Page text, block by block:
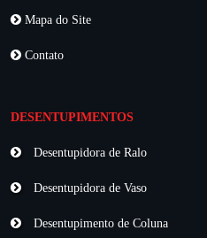
Mapa do Site
Contato
DESENTUPIMENTOS
Desentupidora de Ralo
Desentupidora de Vaso
Desentupimento de Coluna